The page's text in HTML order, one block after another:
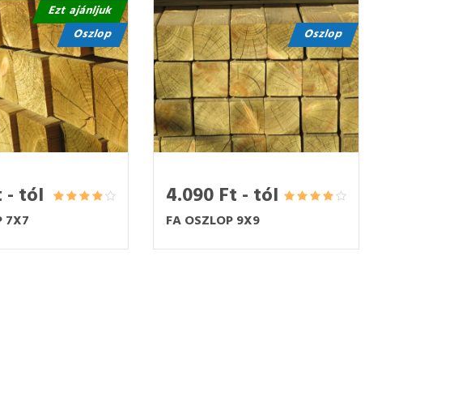
Ezt ajánljuk
Oszlop
- tól
7X7
Oszlop
4.090 Ft - tól
FA OSZLOP 9X9